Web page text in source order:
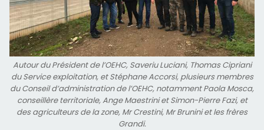
Autour du Président de l’OEHC, Saveriu Luciani, Thomas Cipriani
du Service exploitation, et Stéphane Accorsi, plusieurs membres
du Conseil d’administration de l’OEHC, notamment Paola Mosca,
conseillère territoriale, Ange Maestrini et Simon-Pierre Fazi, et
des agriculteurs de la zone, Mr Crestini, Mr Brunini et les frères
Grandi.